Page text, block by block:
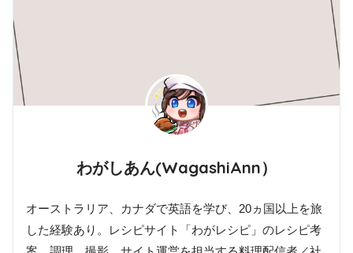
わがしあん(WagashiAnn）
オーストラリア、カナダで英語を学び、20ヵ国以上を旅
した経験あり。レシピサイト「わがレシピ」のレシピ考